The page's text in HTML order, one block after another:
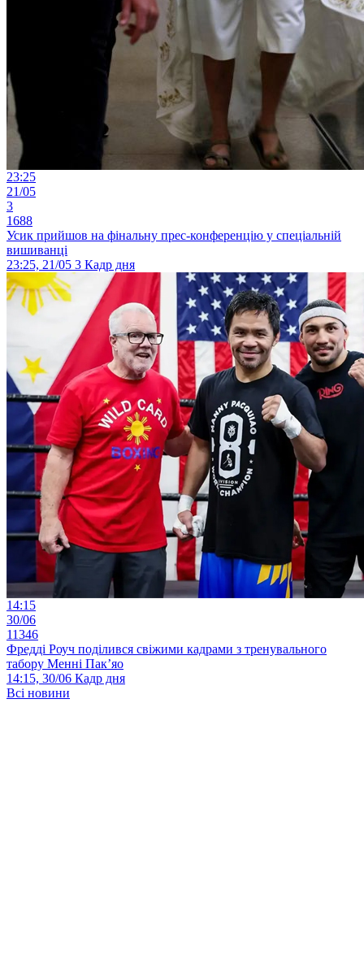
23:25
21/05
3
1688
Усик прийшов на фінальну прес-конференцію у спеціальній
вишиванці
23:25, 21/05 3 Кадр дня
14:15
30/06
11346
Фредді Роуч поділився свіжими кадрами з тренувального
табору Менні Пак’яо
14:15, 30/06 Кадр дня
Всі новини